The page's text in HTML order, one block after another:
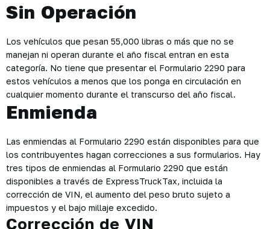
Sin Operación
Los vehículos que pesan 55,000 libras o más que no se
manejan ni operan durante el año fiscal entran en esta
categoría. No tiene que presentar el Formulario 2290 para
estos vehículos a menos que los ponga en circulación en
cualquier momento durante el transcurso del año fiscal.
Enmienda
Las enmiendas al Formulario 2290 están disponibles para que
los contribuyentes hagan correcciones a sus formularios. Hay
tres tipos de enmiendas al Formulario 2290 que están
disponibles a través de ExpressTruckTax, incluida la
corrección de VIN, el aumento del peso bruto sujeto a
impuestos y el bajo millaje excedido.
Corrección de VIN